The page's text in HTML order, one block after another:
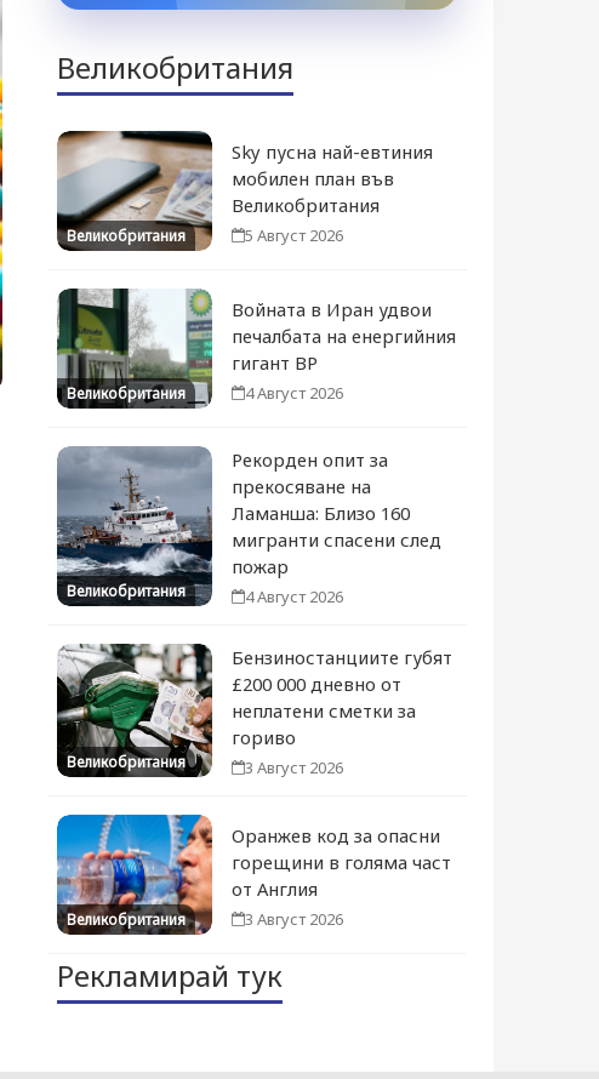
Великобритания
Великобритания
Sky пусна най-евтиния
мобилен план във
Великобритания
5 Август 2026
Великобритания
Войната в Иран удвои
печалбата на енергийния
гигант BP
4 Август 2026
Великобритания
Рекорден опит за
прекосяване на
Ламанша: Близо 160
мигранти спасени след
пожар
4 Август 2026
Великобритания
Бензиностанциите губят
£200 000 дневно от
неплатени сметки за
гориво
3 Август 2026
Великобритания
Оранжев код за опасни
горещини в голяма част
от Англия
3 Август 2026
Рекламирай тук